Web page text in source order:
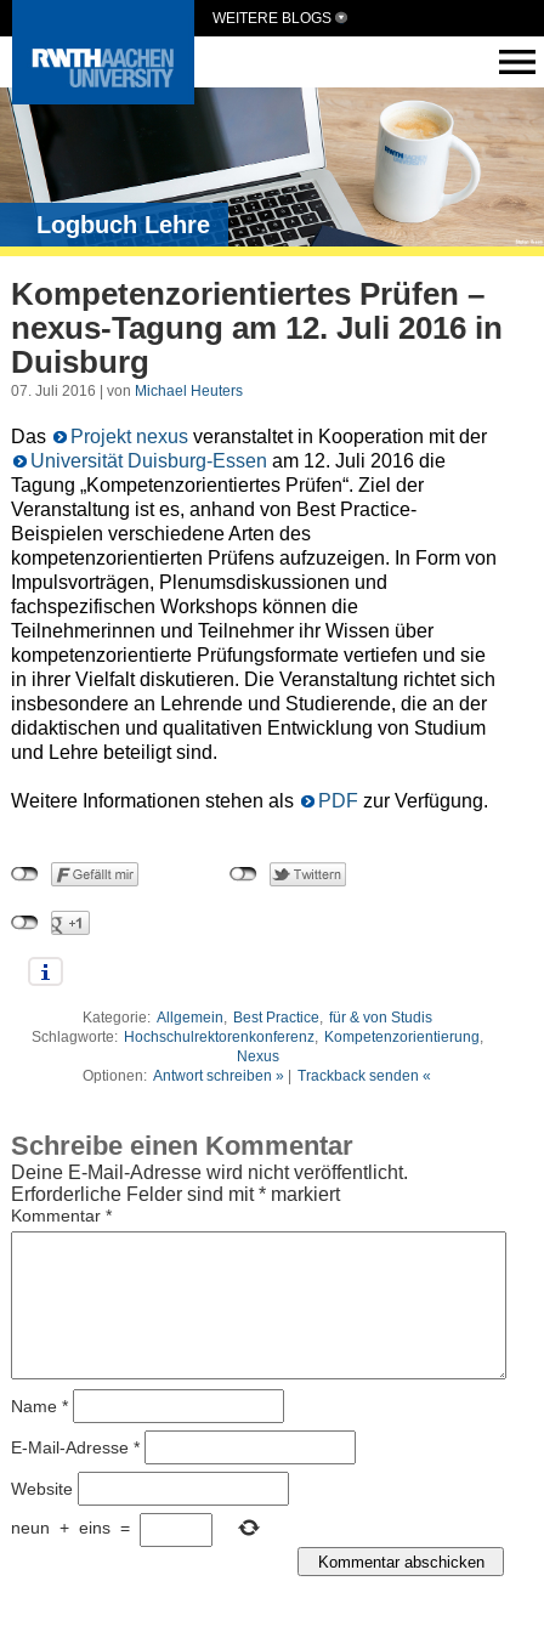
WEITERE BLOGS
Logbuch Lehre
Kompetenzorientiertes Prüfen –
nexus-Tagung am 12. Juli 2016 in
Duisburg
07. Juli 2016 | von Michael Heuters
Das Projekt nexusveranstaltet in Kooperation mit der
Universität Duisburg-Essen am 12. Juli 2016 die
Tagung „Kompetenzorientiertes Prüfen“. Ziel der
Veranstaltung ist es, anhand von Best Practice-
Beispielen verschiedene Arten des
kompetenzorientierten Prüfens aufzuzeigen. In Form von
Impulsvorträgen, Plenumsdiskussionen und
fachspezifischen Workshops können die
Teilnehmerinnen und Teilnehmer ihr Wissen über
kompetenzorientierte Prüfungsformate vertiefen und sie
in ihrer Vielfalt diskutieren. Die Veranstaltung richtet sich
insbesondere an Lehrende und Studierende, die an der
didaktischen und qualitativen Entwicklung von Studium
und Lehre beteiligt sind.
Weitere Informationen stehen als PDF zur Verfügung.
Kategorie: Allgemein, Best Practice, für & von Studis
Schlagworte: Hochschulrektorenkonferenz, Kompetenzorientierung,
Nexus
Optionen: Antwort schreiben » Trackback senden «
Schreibe einen Kommentar
Deine E-Mail-Adresse wird nicht veröffentlicht.
Erforderliche Felder sind mit*markiert
Kommentar *
Name *
E-Mail-Adresse *
Website
neun + eins =